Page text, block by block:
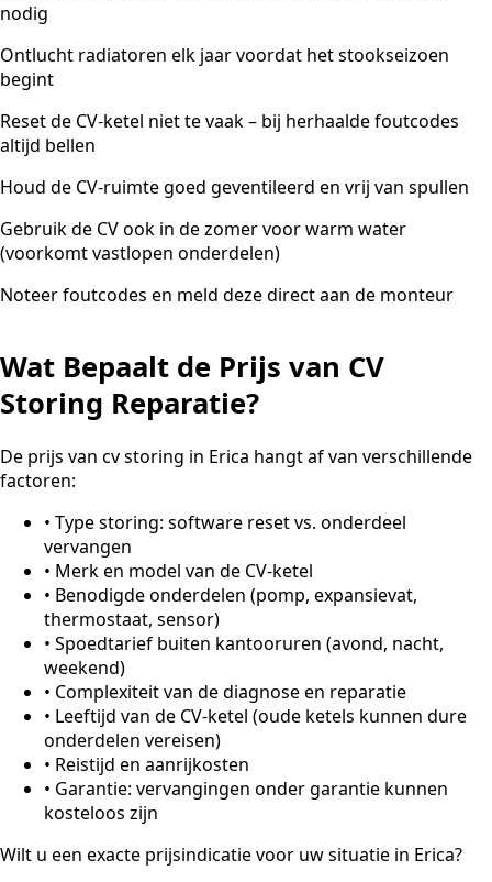
nodig
Ontlucht radiatoren elk jaar voordat het stookseizoen
begint
Reset de CV-ketel niet te vaak – bij herhaalde foutcodes
altijd bellen
Houd de CV-ruimte goed geventileerd en vrij van spullen
Gebruik de CV ook in de zomer voor warm water
(voorkomt vastlopen onderdelen)
Noteer foutcodes en meld deze direct aan de monteur
Wat Bepaalt de Prijs van CV
Storing Reparatie?
De prijs van cv storing in Erica hangt af van verschillende
factoren:
• Type storing: software reset vs. onderdeel
vervangen
• Merk en model van de CV-ketel
• Benodigde onderdelen (pomp, expansievat,
thermostaat, sensor)
• Spoedtarief buiten kantooruren (avond, nacht,
weekend)
• Complexiteit van de diagnose en reparatie
• Leeftijd van de CV-ketel (oude ketels kunnen dure
onderdelen vereisen)
• Reistijd en aanrijkosten
• Garantie: vervangingen onder garantie kunnen
kosteloos zijn
Wilt u een exacte prijsindicatie voor uw situatie in Erica?